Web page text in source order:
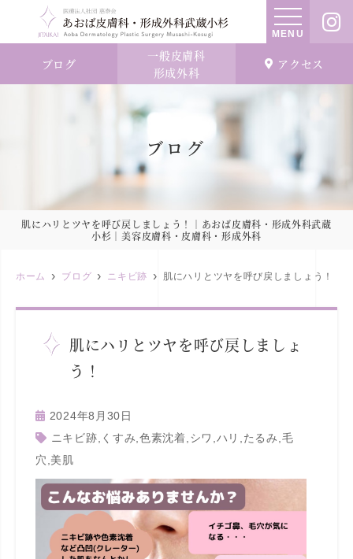
MENU
ブログ
一般皮膚科
形成外科
アクセス
ブログ
肌にハリとツヤを呼び戻しましょう！｜あおば皮膚科・形成外科武蔵
小杉｜美容皮膚科・皮膚科・形成外科
ホーム ブログ ニキビ跡 肌にハリとツヤを呼び戻しましょう！
肌にハリとツヤを呼び戻しましょ
う！
2024年8月30日
ニキビ跡 くすみ ,色素沈着 シワ ハリ たるみ 毛
穴 美肌